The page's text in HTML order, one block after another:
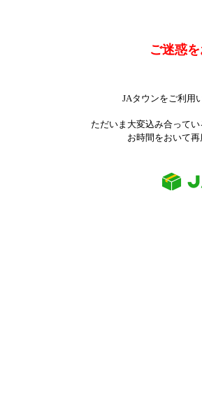
ご迷惑
JAタウンをご利用
ただいま大変込み合って
お時間をおいて